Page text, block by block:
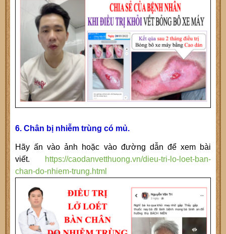
6. Chân bị nhiễm trùng có mủ.
Hãy ấn vào ảnh hoặc vào đường dẫn để xem bài
viết.
https://caodanvetthuong.vn/dieu-tri-lo-loet-ban-
chan-do-nhiem-trung.html